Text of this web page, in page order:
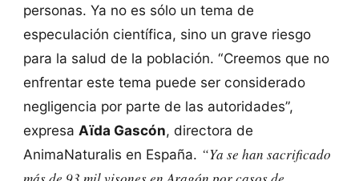
personas. Ya no es sólo un tema de
especulación científica, sino un grave riesgo
para la salud de la población. “Creemos que no
enfrentar este tema puede ser considerado
negligencia por parte de las autoridades”,
expresa Aïda Gascón, directora de
AnimaNaturalis en España. “Ya se han sacrificado